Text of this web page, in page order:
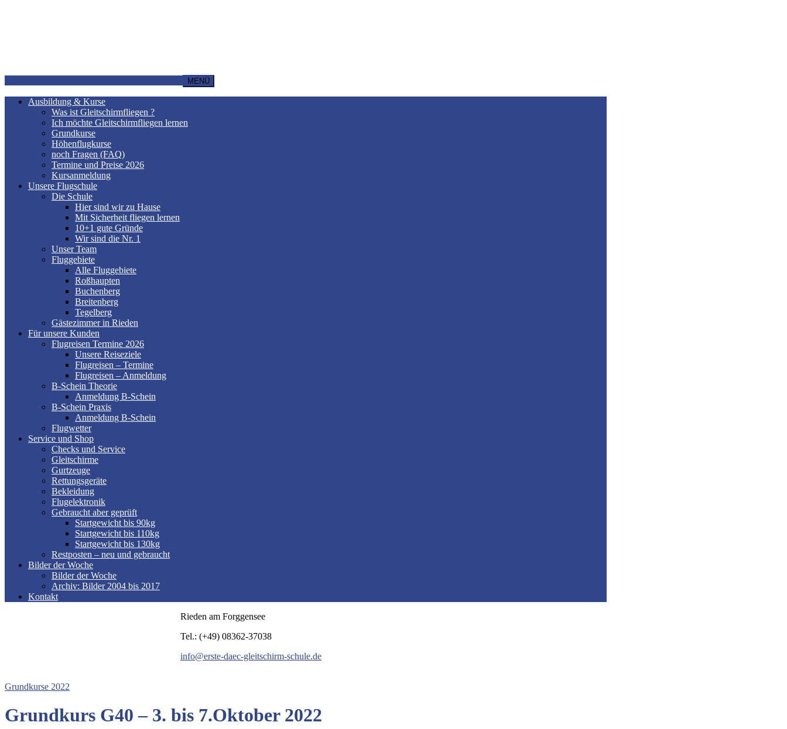
MENÜ
Ausbildung & Kurse
Was ist Gleitschirmfliegen ?
Ich möchte Gleitschirmfliegen lernen
Grundkurse
Höhenflugkurse
noch Fragen (FAQ)
Termine und Preise 2026
Kursanmeldung
Unsere Flugschule
Die Schule
Hier sind wir zu Hause
Mit Sicherheit fliegen lernen
10+1 gute Gründe
Wir sind die Nr. 1
Unser Team
Fluggebiete
Alle Fluggebiete
Roßhaupten
Buchenberg
Breitenberg
Tegelberg
Gästezimmer in Rieden
Für unsere Kunden
Flugreisen Termine 2026
Unsere Reiseziele
Flugreisen – Termine
Flugreisen – Anmeldung
B-Schein Theorie
Anmeldung B-Schein
B-Schein Praxis
Anmeldung B-Schein
Flugwetter
Service und Shop
Checks und Service
Gleitschirme
Gurtzeuge
Rettungsgeräte
Bekleidung
Flugelektronik
Gebraucht aber geprüft
Startgewicht bis 90kg
Startgewicht bis 110kg
Startgewicht bis 130kg
Restposten – neu und gebraucht
Bilder der Woche
Bilder der Woche
Archiv: Bilder 2004 bis 2017
Kontakt
Rieden am Forggensee
Tel.: (+49) 08362-37038
info@erste-daec-gleitschirm-schule.de
Grundkurse 2022
Grundkurs G40 – 3. bis 7.Oktober 2022